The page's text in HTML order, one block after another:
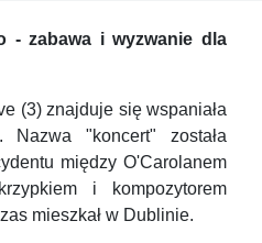
- zabawa i wyzwanie dla
(3) znajduje się wspaniała
Nazwa "koncert" została
między O'Carolanem
i kompozytorem
mieszkał w Dublinie.